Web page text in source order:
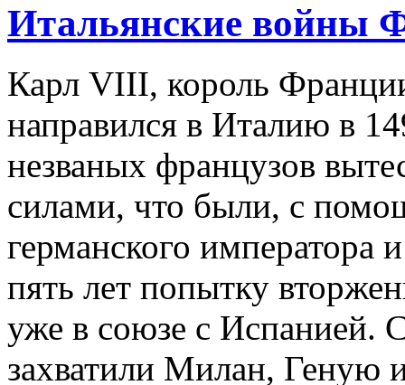
Итальянские войны
Карл VIII, король
направился в Италию в
незваных французов
силами, что были, с
германского
пять лет попытку
уже в союзе с Испанией.
захватили Милан, Геную